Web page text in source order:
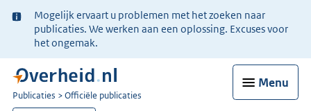
Ter
informatie:
Mogelijk ervaart u problemen met het zoeken naar
publicaties. We werken aan een oplossing. Excuses voor
het ongemak.
Menu
U
Publicaties Officiële publicaties